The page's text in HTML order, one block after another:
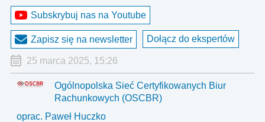
Subskrybuj nas na Youtube
Zapisz się na newsletter Dołącz do ekspertów
25 marca 2025, 15:26
Ogólnopolska Sieć Certyfikowanych Biur
Rachunkowych (OSCBR)
oprac. Paweł Huczko